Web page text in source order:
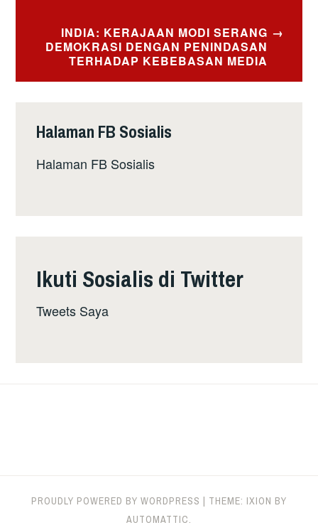
INDIA: KERAJAAN MODI SERANG
DEMOKRASI DENGAN PENINDASAN
TERHADAP KEBEBASAN MEDIA
Halaman FB Sosialis
Halaman FB Sosialis
Ikuti Sosialis di Twitter
Tweets Saya
PROUDLY POWERED BY WORDPRESS | THEME: IXION BY
AUTOMATTIC.